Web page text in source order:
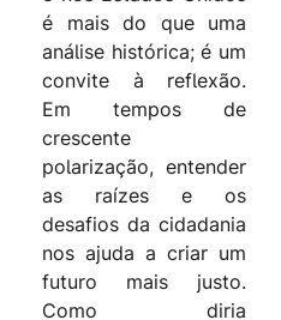
é mais do que uma
análise histórica; é um
convite à reflexão.
Em tempos de
crescente
polarização, entender
as raízes e os
desafios da cidadania
nos ajuda a criar um
futuro mais justo.
Como diria